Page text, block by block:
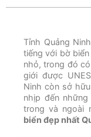
Tỉnh Quảng
tiếng với bờ
nhỏ, trong đó
giới được
Ninh còn sở
nhịp đến
trong và ngoài
biển đẹp nhất